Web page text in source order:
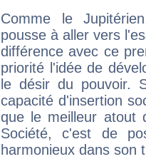
Comme le
pousse à aller vers
différence avec ce
priorité l'idée de
le désir du pouvoir.
capacité d'insertion
que le meilleur atout
Société, c'est de
harmonieux dans son